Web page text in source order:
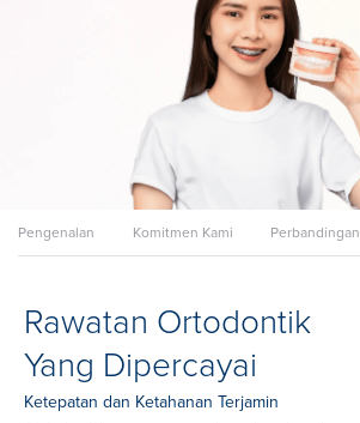
Pengenalan Komitmen Kami Perbandingan
Rawatan Ortodontik
Yang Dipercayai
Ketepatan dan Ketahanan Terjamin